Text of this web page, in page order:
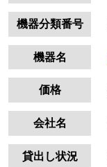
機器分類番号
機器名
価格
会社名
貸出し状況